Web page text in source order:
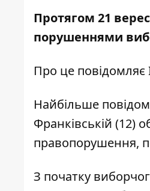
Протягом 21
порушеннями
Про це повідомляє
Найбільше
Франківській (12)
правопорушення,
З початку